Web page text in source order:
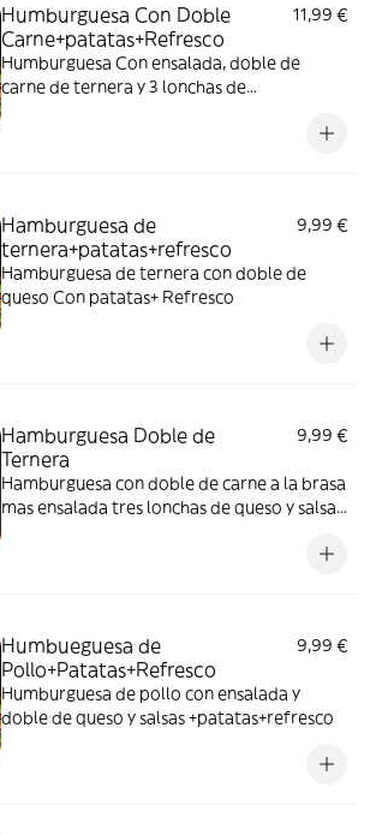
Humburguesa Con Doble
Carne+patatas+Refresco
11,99 €
Humburguesa Con ensalada, doble de
carne de ternera y 3 lonchas de
Hamburguesa de
ternera+patatas+refresco
9,99 €
Hamburguesa de ternera con doble de
queso Con patatas+ Refresco
Hamburguesa Doble de
Ternera
9,99 €
Hamburguesa con doble de carne a la brasa
mas ensalada tres lonchas de queso y salsas
Humbueguesa de
Pollo+Patatas+Refresco
9,99 €
Humburguesa de pollo con ensalada y
doble de queso y salsas +patatas+refresco